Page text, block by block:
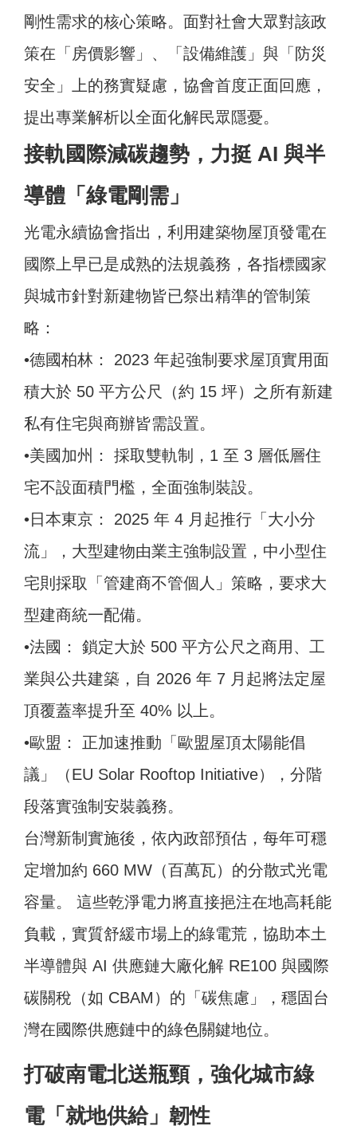
剛性需求的核心策略。面對社會大眾對該政
策在「房價影響」、「設備維護」與「防災
安全」上的務實疑慮，協會首度正面回應，
提出專業解析以全面化解民眾隱憂。
接軌國際減碳趨勢，力挺 AI 與半
導體「綠電剛需」
光電永續協會指出，利用建築物屋頂發電在
國際上早已是成熟的法規義務，各指標國家
與城市針對新建物皆已祭出精準的管制策
略：
•德國柏林： 2023 年起強制要求屋頂實用面
積大於 50 平方公尺（約 15 坪）之所有新建
私有住宅與商辦皆需設置。
•美國加州： 採取雙軌制，1 至 3 層低層住
宅不設面積門檻，全面強制裝設。
•日本東京： 2025 年 4 月起推行「大小分
流」，大型建物由業主強制設置，中小型住
宅則採取「管建商不管個人」策略，要求大
型建商統一配備。
•法國： 鎖定大於 500 平方公尺之商用、工
業與公共建築，自 2026 年 7 月起將法定屋
頂覆蓋率提升至 40% 以上。
•歐盟： 正加速推動「歐盟屋頂太陽能倡
議」（EU Solar Rooftop Initiative），分階
段落實強制安裝義務。
台灣新制實施後，依內政部預估，每年可穩
定增加約 660 MW（百萬瓦）的分散式光電
容量。 這些乾淨電力將直接挹注在地高耗能
負載，實質舒緩市場上的綠電荒，協助本土
半導體與 AI 供應鏈大廠化解 RE100 與國際
碳關稅（如 CBAM）的「碳焦慮」，穩固台
灣在國際供應鏈中的綠色關鍵地位。
打破南電北送瓶頸，強化城市綠
電「就地供給」韌性